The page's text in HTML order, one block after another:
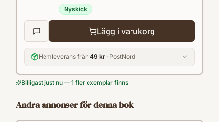
Nyskick
Lägg i varukorg
Hemleverans från 49 kr · PostNord
Billigast just nu — 1 fler exemplar finns
Andra annonser för denna bok